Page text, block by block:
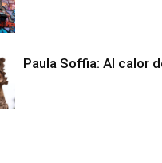
Paula Soffia: Al calor